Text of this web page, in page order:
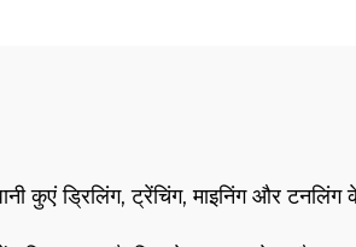
ड्रिलिंग, ट्रेंचिंग, माइनिंग और टनलिंग